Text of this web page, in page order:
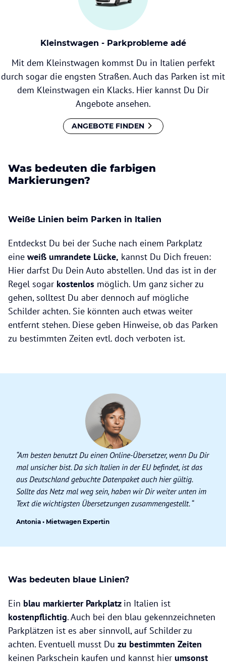
Kleinstwagen - Parkprobleme adé
Mit dem Kleinstwagen kommst Du in Italien perfekt
durch sogar die engsten Straßen. Auch das Parken ist mit
dem Kleinstwagen ein Klacks. Hier kannst Du Dir
Angebote ansehen.
ANGEBOTE FINDEN
Was bedeuten die farbigen
Markierungen?
Weiße Linien beim Parken in Italien
Entdeckst Du bei der Suche nach einem Parkplatz
eine weiß umrandete Lücke, kannst Du Dich freuen:
Hier darfst Du Dein Auto abstellen. Und das ist in der
Regel sogar kostenlos möglich. Um ganz sicher zu
gehen, solltest Du aber dennoch auf mögliche
Schilder achten. Sie könnten auch etwas weiter
entfernt stehen. Diese geben Hinweise, ob das Parken
zu bestimmten Zeiten evtl. doch verboten ist.
“Am besten benutzt Du einen Online-Übersetzer, wenn Du Dir
mal unsicher bist. Da sich Italien in der EU befindet, ist das
aus Deutschland gebuchte Datenpaket auch hier gültig.
Sollte das Netz mal weg sein, haben wir Dir weiter unten im
Text die wichtigsten Übersetzungen zusammengestellt. “
Antonia • Mietwagen Expertin
Was bedeuten blaue Linien?
Ein blau markierter Parkplatz in Italien ist
kostenpflichtig. Auch bei den blau gekennzeichneten
Parkplätzen ist es aber sinnvoll, auf Schilder zu
achten. Eventuell musst Du zu bestimmten Zeiten
keinen Parkschein kaufen und kannst hier umsonst